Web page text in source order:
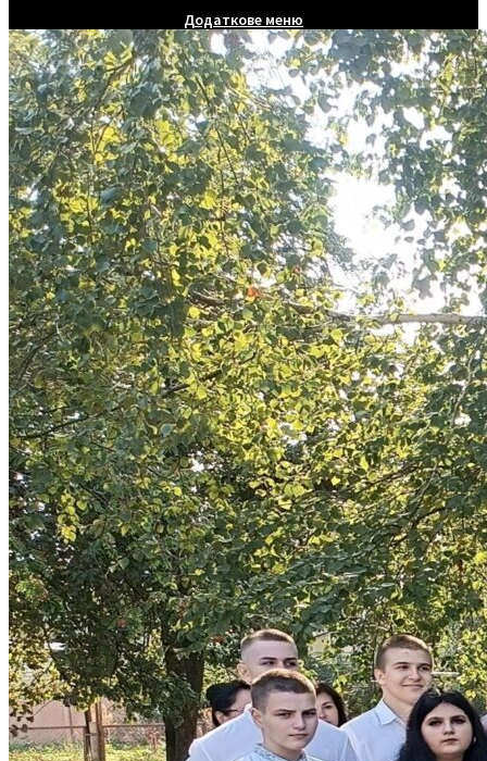
Додаткове меню